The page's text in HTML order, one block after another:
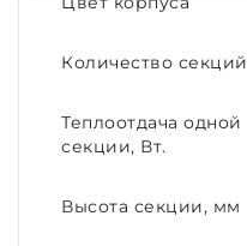
Количество секций
Теплоотдача одной
секции, Вт.
Высота секции, мм